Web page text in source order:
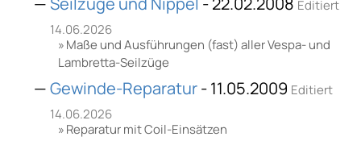
Editiert
14.06.2026
Maße und Ausführungen (fast) aller Vespa- und
Lambretta-Seilzüge
Gewinde-Reparatur- 11.05.2009 Editiert
14.06.2026
Reparatur mit Coil-Einsätzen